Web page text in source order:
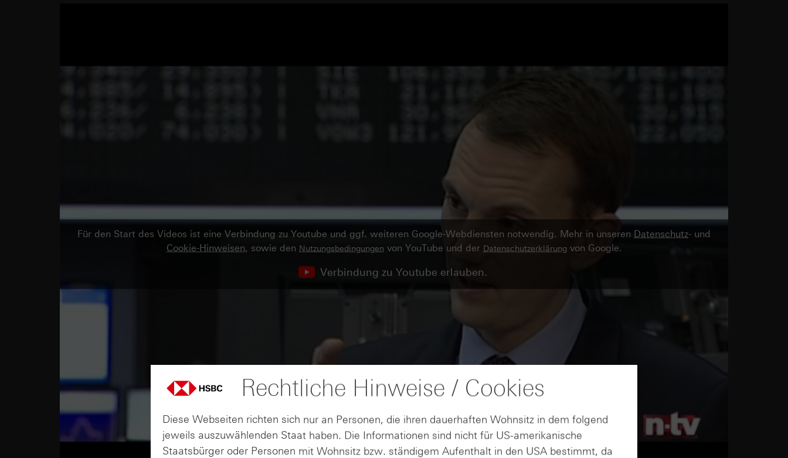
Für den Start des Videos ist eine Verbindung zu Youtube und ggf. weiteren Google-Webdiensten notwendig. Mehr in unseren Datenschutz- und
Cookie-Hinweisen, sowie den Nutzungsbedingungen von YouTube und der Datenschutzerklärungvon Google.
Verbindung zu Youtube erlauben.
Rechtliche Hinweise / Cookies
Diese Webseiten richten sich nur an Personen, die ihren dauerhaften Wohnsitz in dem folgend
jeweils auszuwählenden Staat haben. Die Informationen sind nicht für US-amerikanische
Staatsbürger oder Personen mit Wohnsitz bzw. ständigem Aufenthalt in den USA bestimmt, da